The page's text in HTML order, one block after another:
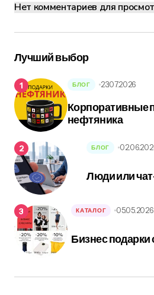
Нет комментариев для
Лучший выбор
Корпоративные
нефтяника
БЛОГ 23.07.2026
Люди или
БЛОГ
Бизнес подарки
КАТАЛОГ 05.05.2026